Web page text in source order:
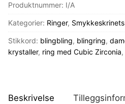
Produktnummer: I/A
Kategorier: Ringer,
Stikkord: blingbling, blingring,
krystaller, ring med Cubic Zirconia,
Beskrivelse